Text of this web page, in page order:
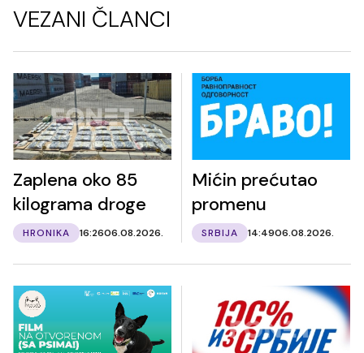
VEZANI ČLANCI
Zaplena oko 85
kilograma droge
HRONIKA 16:2606.08.2026.
Mićin prećutao
promenu
SRBIJA 14:4906.08.2026.